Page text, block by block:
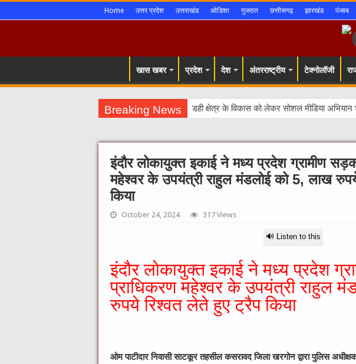
Home उत्तर प्रदेश उत्तराखंड ओडिशा गुजरात छत्तीसगढ़ झारखंड पंजाब
खास खबर प्रदेश देश अंतरराष्ट्रीय टेक्नोलॉजी
Breaking News
इंदौर लोकायुक्त इकाई ने मध्य प्रदेश ग्रामीण
महेश्वर के उपयंत्री राहुल मंडलोई को 5, लाख
किया
October 24, 2024 317 Views
🔊 Listen to this
इंदौर लोकायुक्त इकाई ने मध्य प्रदेश
प्राधिकरण महेश्वर के उपयंत्री राहुल
रुपये रिश्वत लेते हुए ट्रैप किया
ओम पाटीदार निवासी साटकूर तहसील कसरावद जिला खरगोन द्वारा पुलिस